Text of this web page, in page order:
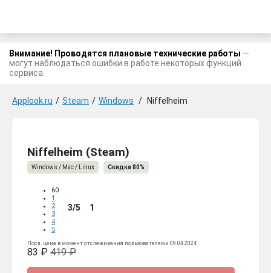
Внимание! Проводятся плановые технические работы —
могут наблюдаться ошибки в работе некоторых функций
сервиса.
Applook.ru / Steam / Windows / Niffelheim
Niffelheim (Steam)
Windows / Mac / Linux Скидка 80%
60
1
2
3
4
5
3/5 1
Посл. цена в момент отслеживания пользователями 09.04.2024
83 ₽ 419 ₽